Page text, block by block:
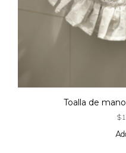
Toalla de
$